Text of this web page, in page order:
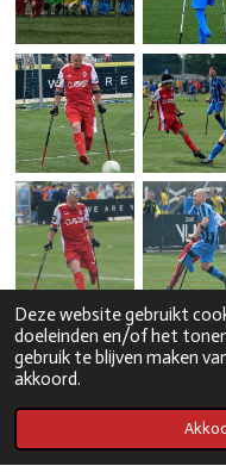
Deze website gebruikt
doeleinden en/of het
gebruik te blijven maken
akkoord.
1 2
© 2021 - 2026